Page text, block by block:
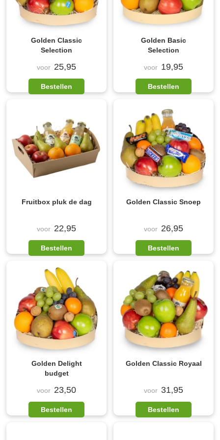
Golden Classic
Selection
voor 25,95
Bestellen
Golden Basic
Selection
voor 19,95
Bestellen
Fruitbox pluk de dag
voor 22,95
Bestellen
Golden Classic Snoep
voor 26,95
Bestellen
Golden Delight
budget
voor 23,50
Bestellen
Golden Classic Royaal
voor 31,95
Bestellen